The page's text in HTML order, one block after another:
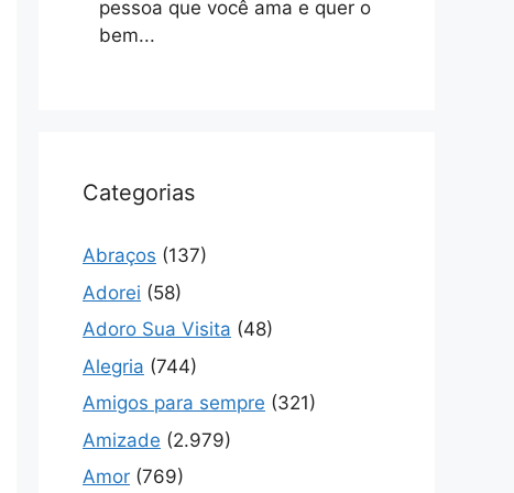
pessoa que você ama e quer o
bem...
Categorias
Abraços (137)
Adorei (58)
Adoro Sua Visita (48)
Alegria (744)
Amigos para sempre (321)
Amizade (2.979)
Amor (769)